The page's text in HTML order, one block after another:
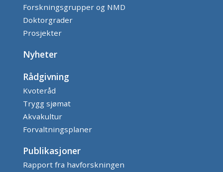
Forskningsgrupper og NMD
Doktorgrader
Prosjekter
Nyheter
Rådgivning
Kvoteråd
Trygg sjømat
Akvakultur
Forvaltningsplaner
Publikasjoner
Rapport fra havforskningen